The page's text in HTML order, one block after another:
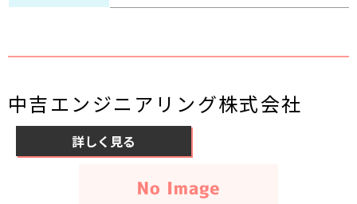
中吉エンジニアリング株式会社
詳しく見る